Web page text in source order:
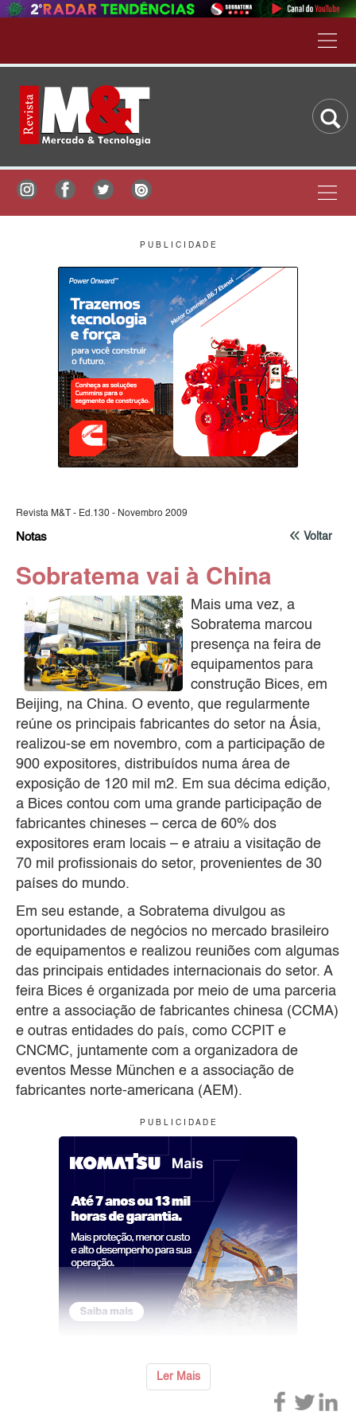
P U B L I C I D A D E
Revista M&T - Ed.130 - Novembro 2009
Voltar
Notas
Sobratema vai à China
Mais uma vez, a
Sobratema marcou
presença na feira de
equipamentos para
construção Bices, em
Beijing, na China. O evento, que regularmente
reúne os principais fabricantes do setor na Ásia,
realizou-se em novembro, com a participação de
900 expositores, distribuídos numa área de
exposição de 120 mil m2. Em sua décima edição,
a Bices contou com uma grande participação de
fabricantes chineses – cerca de 60% dos
expositores eram locais – e atraiu a visitação de
70 mil profissionais do setor, provenientes de 30
países do mundo.
Em seu estande, a Sobratema divulgou as
oportunidades de negócios no mercado brasileiro
de equipamentos e realizou reuniões com algumas
das principais entidades internacionais do setor. A
feira Bices é organizada por meio de uma parceria
entre a associação de fabricantes chinesa (CCMA)
e outras entidades do país, como CCPIT e
CNCMC, juntamente com a organizadora de
eventos Messe München e a associação de
fabricantes norte-americana (AEM).
P U B L I C I D A D E
Ler Mais